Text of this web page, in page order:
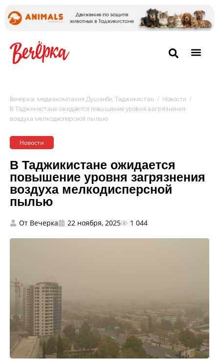
Вечёрка: медиакомпания Душанбе, Таджикистан / Новости /
В Таджикистане ожидается повышение уровня загрязнения
воздуха мелкодисперсной пылью
Новости
В Таджикистане ожидается
повышение уровня загрязнения
воздуха мелкодисперсной
пылью
От Вечерка 22 ноября, 2025 1 044